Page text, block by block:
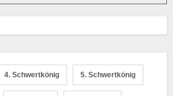
4. Schwertkönig 5. Schwertkönig